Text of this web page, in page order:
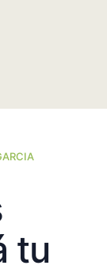
tu